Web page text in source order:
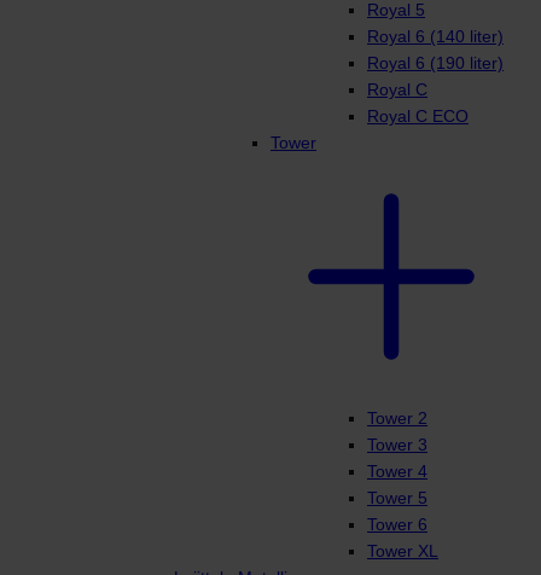
Royal 5
Royal 6 (140 liter)
Royal 6 (190 liter)
Royal C
Royal C ECO
Tower
Tower 2
Tower 3
Tower 4
Tower 5
Tower 6
Tower XL